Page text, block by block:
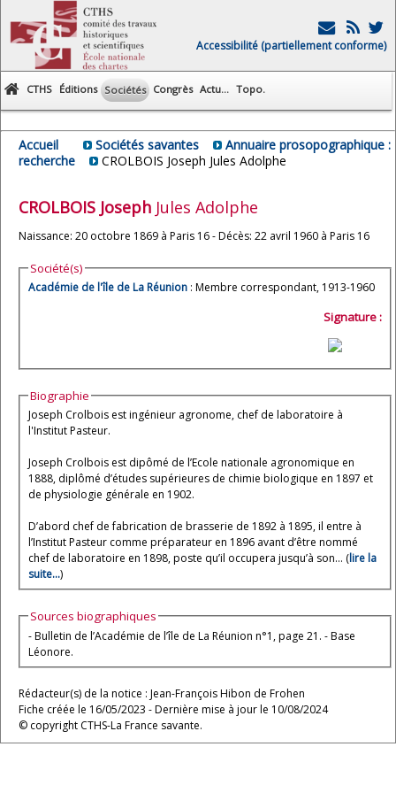
Accessibilité (partiellement conforme)
CTHS Éditions Sociétés Congrès Actu... Topo.
Accueil Sociétés savantes
Annuaire prosopographique :
recherche
CROLBOIS Joseph Jules Adolphe
CROLBOIS Joseph Jules Adolphe
Naissance: 20 octobre 1869 à Paris 16 - Décès: 22 avril 1960 à Paris 16
Société(s)
Académie de l'île de La Réunion : Membre correspondant, 1913-1960
Signature :
Biographie
Joseph Crolbois est ingénieur agronome, chef de laboratoire à
l'Institut Pasteur.
Joseph Crolbois est dipômé de l’Ecole nationale agronomique en
1888, diplômé d’études supérieures de chimie biologique en 1897 et
de physiologie générale en 1902.
D’abord chef de fabrication de brasserie de 1892 à 1895, il entre à
l’Institut Pasteur comme préparateur en 1896 avant d’être nommé
chef de laboratoire en 1898, poste qu’il occupera jusqu’à son... (lire la
suite...)
Sources biographiques
- Bulletin de l’Académie de l’île de La Réunion n°1, page 21. - Base
Léonore.
Rédacteur(s) de la notice : Jean-François Hibon de Frohen
Fiche créée le 16/05/2023 - Dernière mise à jour le 10/08/2024
© copyright CTHS-La France savante.